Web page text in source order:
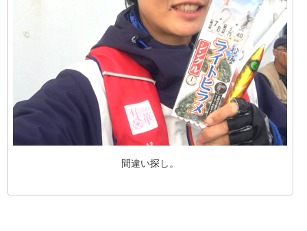
間違い探し。